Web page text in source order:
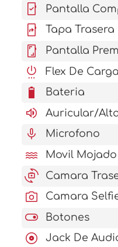
mobile_friendly Pantalla
mobile_screen_share Tapa Trasera
screenshot Pantalla
settings_power Flex De Carga
battery_6_bar Bateria
volume_up Auricular/
mic Microfono
water Movil Mojado
cameraswitch Camara
photo_camera Camara
toggle_on Botones
album Jack De